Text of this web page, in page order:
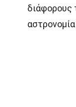
διάφορους